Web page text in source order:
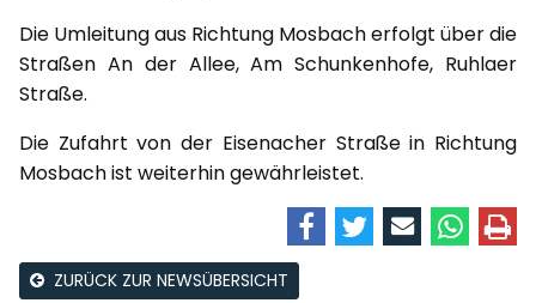
Die Umleitung aus Richtung Mosbach erfolgt über die
Straßen An der Allee, Am Schunkenhofe, Ruhlaer
Straße.
Die Zufahrt von der Eisenacher Straße in Richtung
Mosbach ist weiterhin gewährleistet.
ZURÜCK ZUR NEWSÜBERSICHT